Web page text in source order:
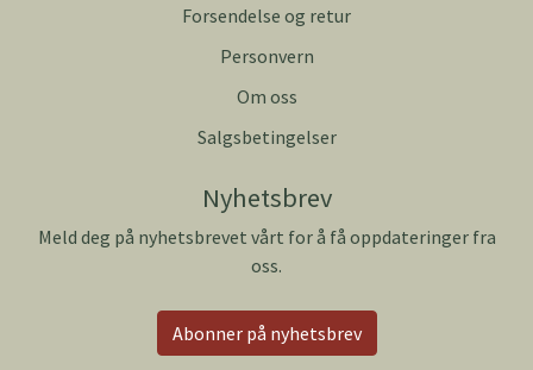
Forsendelse og retur
Personvern
Om oss
Salgsbetingelser
Nyhetsbrev
Meld deg på nyhetsbrevet vårt for å få oppdateringer fra
oss.
Abonner på nyhetsbrev